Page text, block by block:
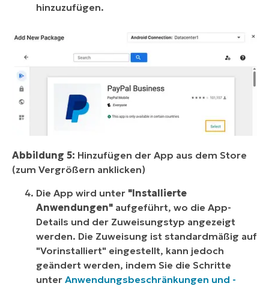
hinzuzufügen.
Abbildung 5: Hinzufügen der App aus dem Store
(zum Vergrößern anklicken)
Die App wird unter "Installierte
Anwendungen" aufgeführt, wo die App-
Details und der Zuweisungstyp angezeigt
werden. Die Zuweisung ist standardmäßig auf
"Vorinstalliert" eingestellt, kann jedoch
geändert werden, indem Sie die Schritte
unter Anwendungsbeschränkungen und -